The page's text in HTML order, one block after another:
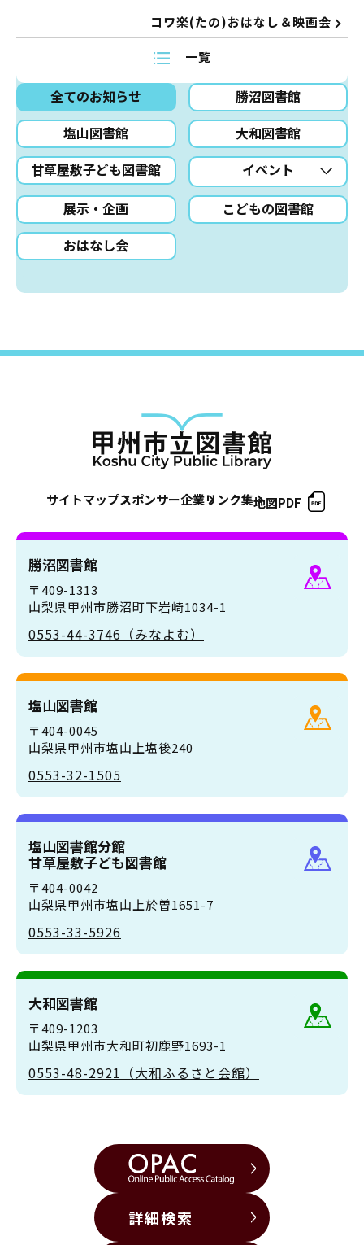
全てのお知らせ
勝沼図書館
塩山図書館
大和図書館
甘草屋敷子ども図書館
イベント
展示・企画
こどもの図書館
おはなし会
コワ楽(たの)おはなし＆映画会
一覧
サイトマップスポンサー企業リンク集地図PDF
勝沼図書館
〒409-1313
山梨県甲州市勝沼町下岩崎1034-1
0553-44-3746（みなよむ）
塩山図書館
〒404-0045
山梨県甲州市塩山上塩後240
0553-32-1505
塩山図書館分館
甘草屋敷子ども図書館
〒404-0042
山梨県甲州市塩山上於曽1651-7
0553-33-5926
大和図書館
〒409-1203
山梨県甲州市大和町初鹿野1693-1
0553-48-2921（大和ふるさと会館）
詳細検索